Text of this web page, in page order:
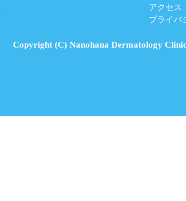
アクセス
プライバ
Copyright (C) Nanohana Dermatology